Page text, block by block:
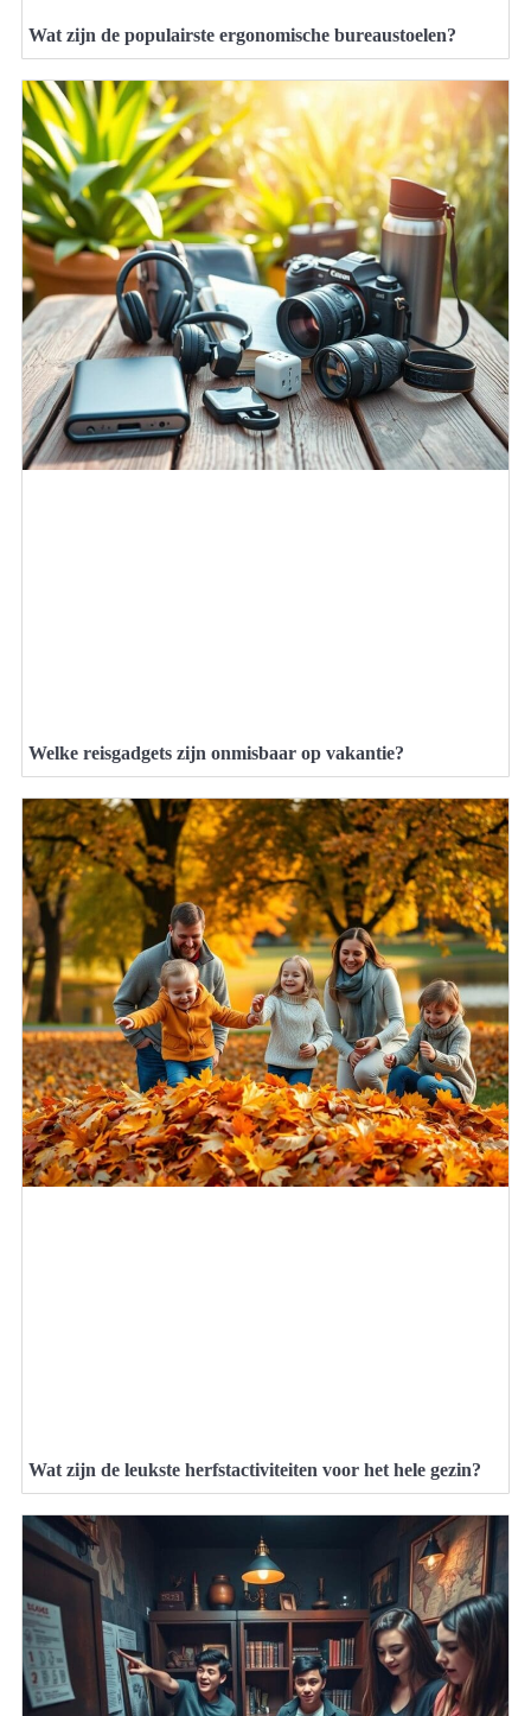
Wat zijn de populairste ergonomische bureaustoelen?
Welke reisgadgets zijn onmisbaar op vakantie?
Wat zijn de leukste herfstactiviteiten voor het hele gezin?